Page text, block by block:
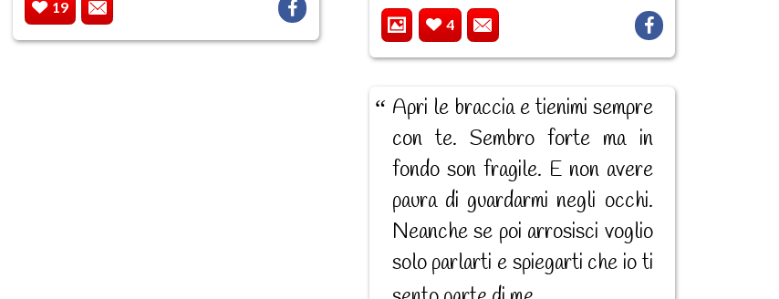
19
4
Apri le braccia e tienimi sempre
con te. Sembro forte ma in
fondo son fragile. E non avere
paura di guardarmi negli occhi.
Neanche se poi arrosisci voglio
solo parlarti e spiegarti che io ti